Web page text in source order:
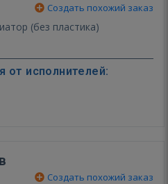
Создать похожий заказ
(без пластика)
исполнителей:
Создать похожий заказ